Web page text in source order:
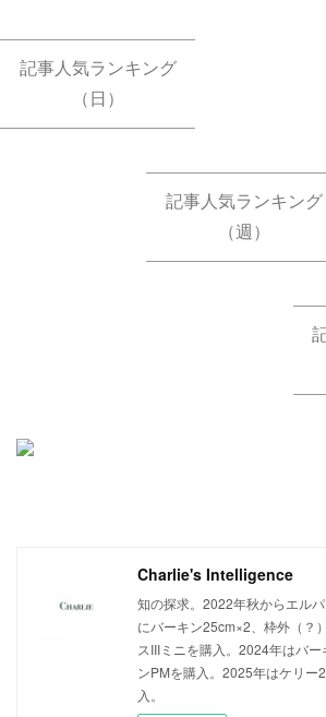
記事人気ランキング
（日）
記事人気ランキング
（週）
Charlie's Intelligence
知の探求。2022年秋からエル
にバーキン25cm×2、枠外（？
スIIIミニを購入。2024年はバ
ンPMを購入。2025年はケリー
入。